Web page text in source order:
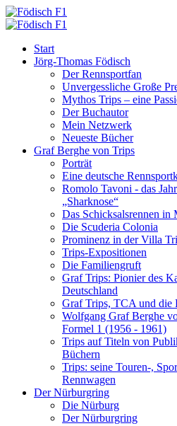
Start
Jörg-Thomas Födisch
Der Rennsportfan
Unvergessliche Große
Mythos Trips – eine
Der Buchautor
Mein Netzwerk
Neueste Bücher
Graf Berghe von Trips
Porträt
Eine deutsche
Romolo Tavoni - das
„Sharknose“
Das Schicksalsrennen in
Die Scuderia Colonia
Prominenz in der Villa
Trips-Expositionen
Die Familiengruft
Graf Trips: Pionier des
Deutschland
Graf Trips, TCA und die
Wolfgang Graf Berghe
Formel 1 (1956 - 1961)
Trips auf Titeln von
Büchern
Trips: seine Touren-,
Rennwagen
Der Nürburgring
Die Nürburg
Der Nürburgring